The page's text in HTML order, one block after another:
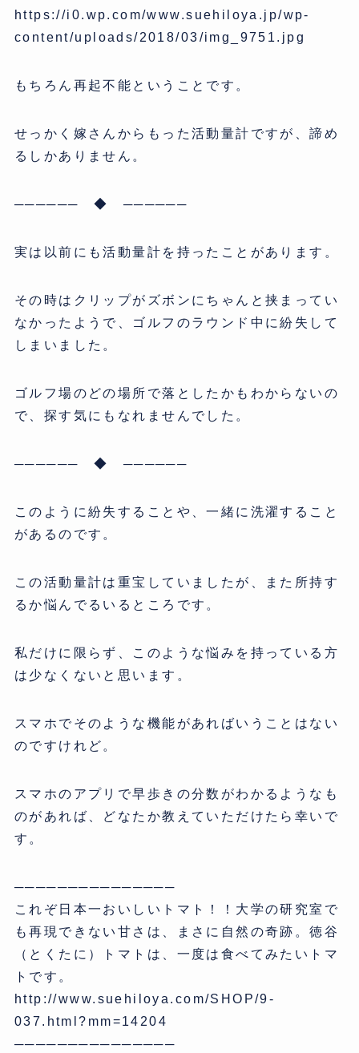
https://i0.wp.com/www.suehiloya.jp/wp-
content/uploads/2018/03/img_9751.jpg
もちろん再起不能ということです。
せっかく嫁さんからもった活動量計ですが、諦め
るしかありません。
────── ◆ ──────
実は以前にも活動量計を持ったことがあります。
その時はクリップがズボンにちゃんと挟まってい
なかったようで、ゴルフのラウンド中に紛失して
しまいました。
ゴルフ場のどの場所で落としたかもわからないの
で、探す気にもなれませんでした。
────── ◆ ──────
このように紛失することや、一緒に洗濯すること
があるのです。
この活動量計は重宝していましたが、また所持す
るか悩んでるいるところです。
私だけに限らず、このような悩みを持っている方
は少なくないと思います。
スマホでそのような機能があればいうことはない
のですけれど。
スマホのアプリで早歩きの分数がわかるようなも
のがあれば、どなたか教えていただけたら幸いで
す。
───────────────
これぞ日本一おいしいトマト！！大学の研究室で
も再現できない甘さは、まさに自然の奇跡。徳谷
（とくたに）トマトは、一度は食べてみたいトマ
トです。
http://www.suehiloya.com/SHOP/9-
037.html?mm=14204
───────────────